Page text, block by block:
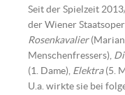
Seit der Spielzeit
der Wiener
Rosenkavalier
Menschenfressers),
(1. Dame), Elektra(5.
U.a. wirkte sie bei